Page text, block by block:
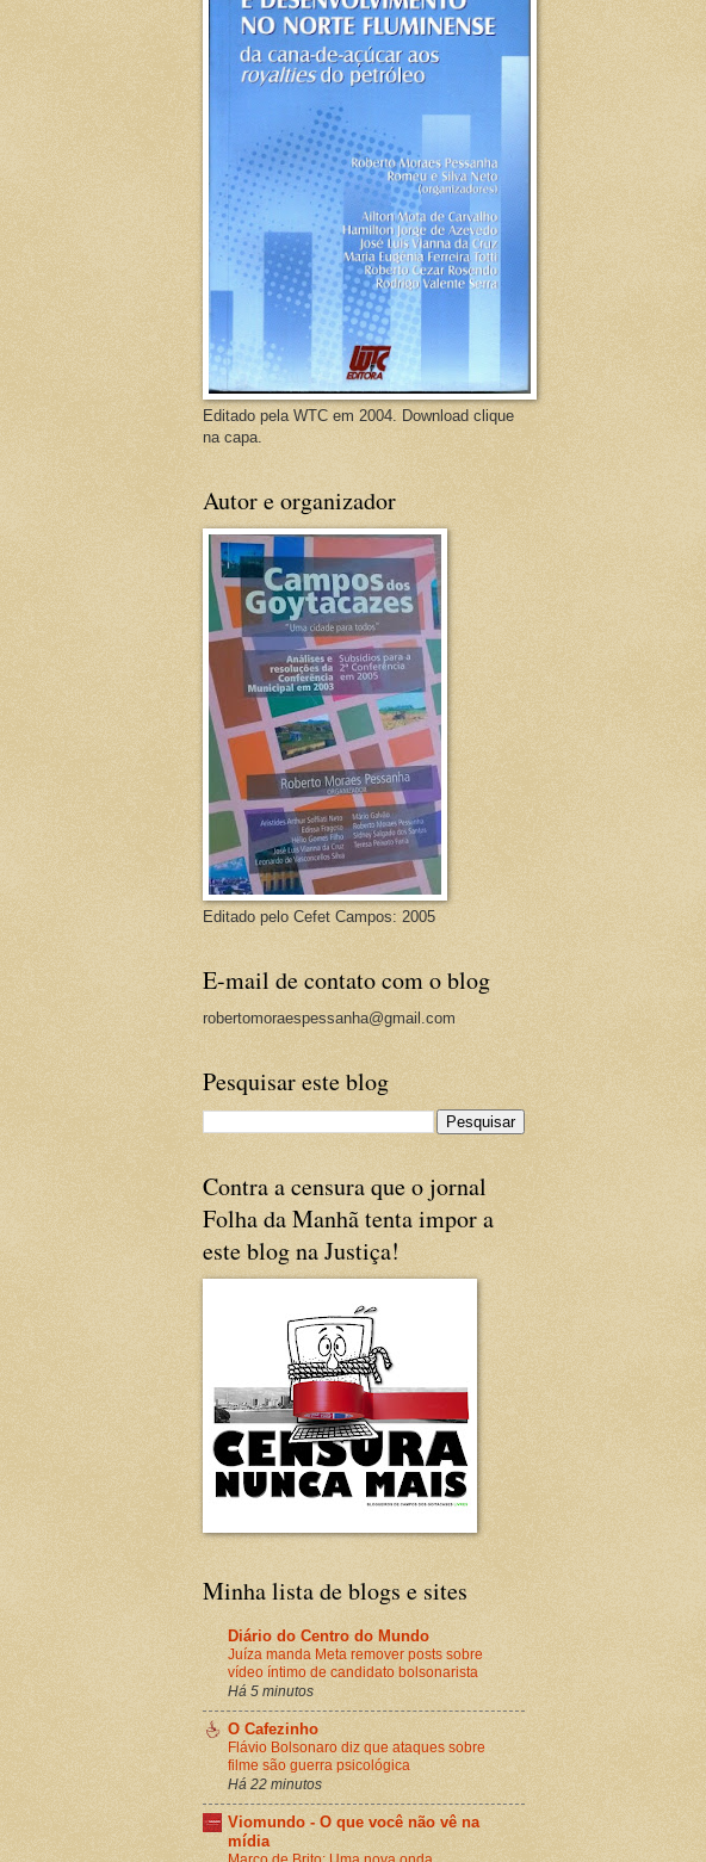
Editado pela WTC em 2004. Download clique
na capa.
Autor e organizador
Editado pelo Cefet Campos: 2005
E-mail de contato com o blog
robertomoraespessanha@gmail.com
Pesquisar este blog
Contra a censura que o jornal
Folha da Manhã tenta impor a
este blog na Justiça!
Minha lista de blogs e sites
Diário do Centro do Mundo
Juíza manda Meta remover posts sobre
vídeo íntimo de candidato bolsonarista
Há 5 minutos
O Cafezinho
Flávio Bolsonaro diz que ataques sobre
filme são guerra psicológica
Há 22 minutos
Viomundo - O que você não vê na
mídia